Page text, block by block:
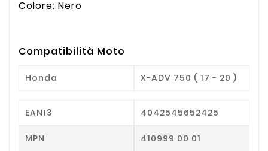
Colore: Nero
Compatibilità Moto
Honda X-ADV 750 ( 17 - 20 )
EAN13 4042545652425
MPN 410999 00 01